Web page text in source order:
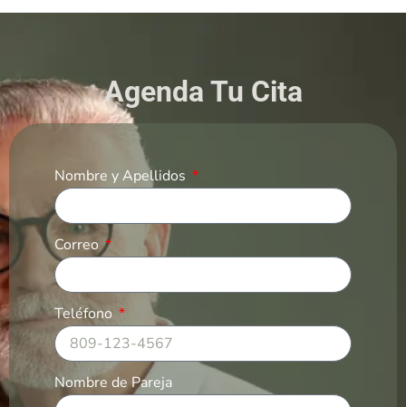
Agenda Tu Cita
Nombre y Apellidos
Correo
Teléfono
Nombre de Pareja